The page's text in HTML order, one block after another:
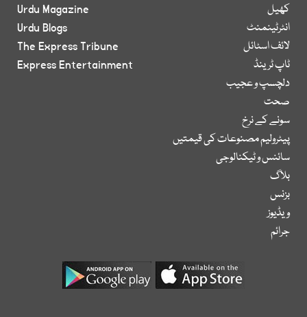
کھیل
انٹرٹینمنٹ
لائف اسٹائل
ٹاپ ٹرینڈ
دلچسپ و عجیب
صحت
سونے کے نرخ
پیٹرولیم مصنوعات کی قیمتیں
سائنس و ٹیکنالوجی
بلاگ
بزنس
ویڈیوز
جرائم
Urdu Magazine
Urdu Blogs
The Express Tribune
Express Entertainment